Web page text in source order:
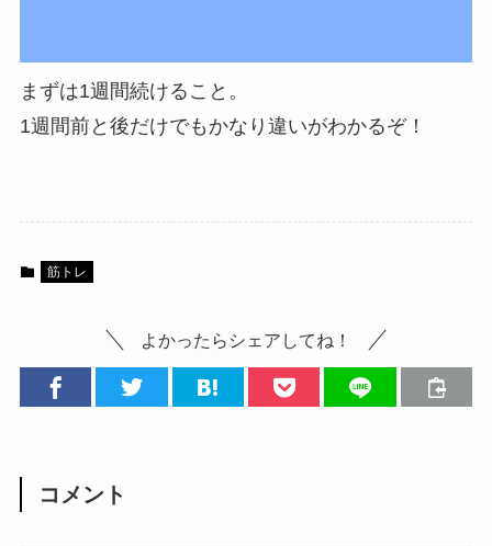
まずは1週間続けること。
1週間前と後だけでもかなり違いがわかるぞ！
筋トレ
よかったらシェアしてね！
コメント